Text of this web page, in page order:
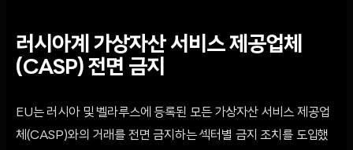
러시아계 가상자산 서비스 제공업체
(CASP) 전면 금지
EU는 러시아 및 벨라루스에 등록된 모든 가상자산 서비스 제공업
체(CASP)와의 거래를 전면 금지하는 섹터별 금지 조치를 도입했